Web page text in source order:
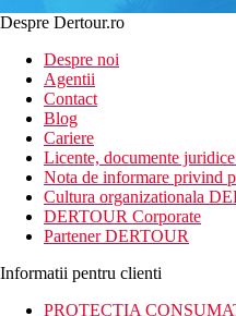
Despre Dertour.ro
Despre noi
Agentii
Contact
Blog
Cariere
Licente, documente
Nota de informare privind
Cultura organizationala
DERTOUR Corporate
Partener DERTOUR
Informatii pentru clienti
PROTECTIA